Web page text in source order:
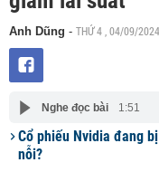
Anh Dũng - THỨ 4 , 04/09/
Nghe đọc bài 1:51
Cổ phiếu Nvidia đang
nỗi?